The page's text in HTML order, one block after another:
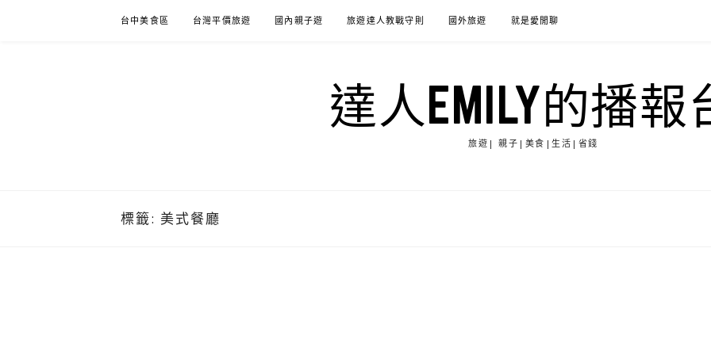
台中美食區 台灣平價旅遊 國內親子遊 旅遊達人教戰守則 國外旅遊 就是愛閒聊
達人EMILY的播報
旅遊| 親子|美食|生活|省錢
標籤: 美式餐廳